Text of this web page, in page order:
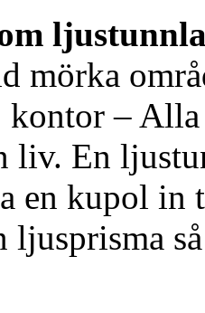
mörka
– Alla
liv. En
en kupol in